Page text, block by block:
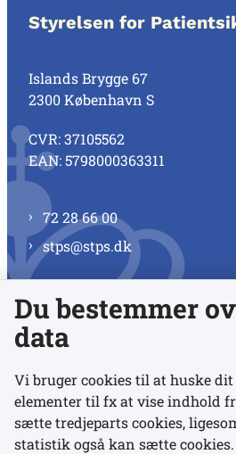
Styrelsen for
Islands Brygge 67
2300 København S
CVR: 37105562
EAN: 5798000363311
72 28 66 00
stps@stps.dk
Se alle kontaktnumre
Links
Du bestemmer
data
Vi bruger cookies til at huske
elementer til fx at vise indhold
sætte tredjeparts cookies,
statistik også kan sætte